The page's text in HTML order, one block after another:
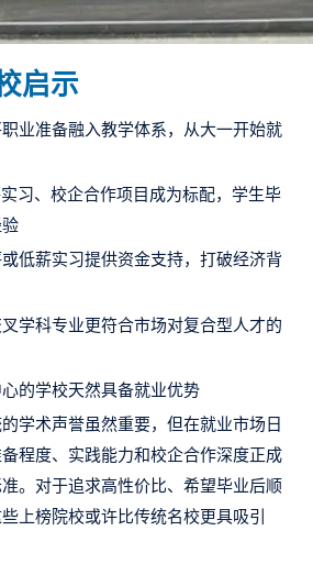
启示
业准备融入教学体系，从大一开始就
习、校企合作项目成为标配，学生毕
低薪实习提供资金支持，打破经济背
学科专业更符合市场对复合型人才的
的学校天然具备就业优势
学术声誉虽然重要，但在就业市场日
程度、实践能力和校企合作深度正成
。对于追求高性价比、希望毕业后顺
上榜院校或许比传统名校更具吸引